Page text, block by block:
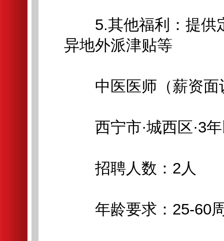
5.其他福利：提供
异地外派津贴等
中医医师（薪资面
西宁市·城西区·3年
招聘人数：2人
年龄要求：25-60